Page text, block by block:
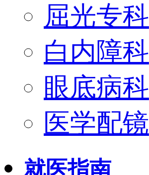
屈光专科
白内障科
眼底病科
医学配镜
就医指南